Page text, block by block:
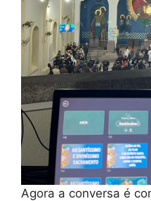
Agora a conversa é